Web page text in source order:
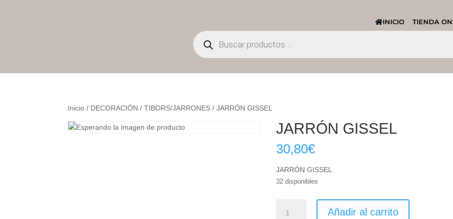
INICIO
TIENDA
Búsqueda
de
productos
Inicio / DECORACIÓN /TIBORS/JARRONES / JARRÓN GISSEL
JARRÓN GISSEL
30,80€
JARRÓN GISSEL
32 disponibles
GISSEL
Añadir al carrito